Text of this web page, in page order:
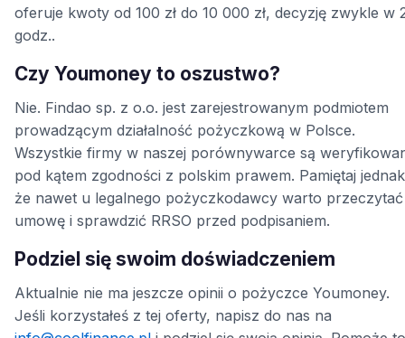
oferuje kwoty od 100 zł do 10 000 zł, decyzję zwykle w
godz..
Czy Youmoney to oszustwo?
Nie. Findao sp. z o.o. jest zarejestrowanym podmiotem
prowadzącym działalność pożyczkową w Polsce.
Wszystkie firmy w naszej porównywarce są
pod kątem zgodności z polskim prawem. Pamiętaj
że nawet u legalnego pożyczkodawcy warto przeczytać
umowę i sprawdzić RRSO przed podpisaniem.
Podziel się swoim doświadczeniem
Aktualnie nie ma jeszcze opinii o pożyczce Youmoney.
Jeśli korzystałeś z tej oferty, napisz do nas na